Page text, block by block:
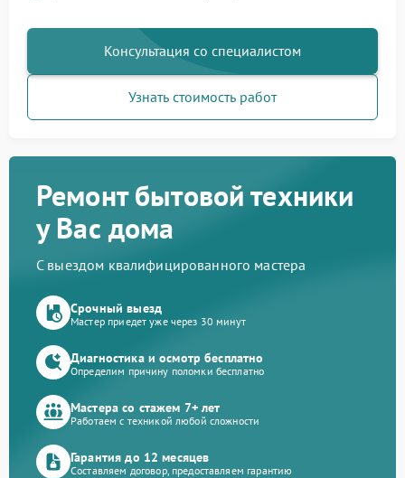
Консультация со специалистом
Узнать стоимость работ
Ремонт бытовой техники
у Вас дома
С выездом квалифицированного мастера
Срочный выезд
Мастер приедет уже через 30 минут
Диагностика и осмотр бесплатно
Определим причину поломки бесплатно
Мастера со стажем 7+ лет
Работаем с техникой любой сложности
Гарантия до 12 месяцев
Составляем договор, предоставляем гарантию